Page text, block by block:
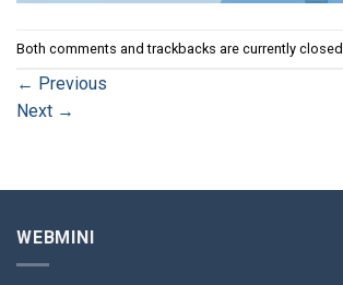
Both comments and trackbacks are currently closed.
← Previous
Next →
WEBMINI